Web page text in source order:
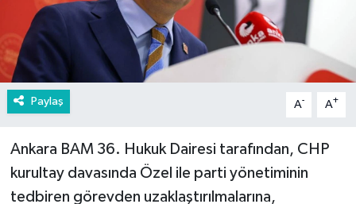
Paylaş A- A+
Ankara BAM 36. Hukuk Dairesi tarafından, CHP
kurultay davasında Özel ile parti yönetiminin
tedbiren görevden uzaklaştırılmalarına,